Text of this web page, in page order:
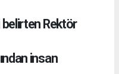
belirten Rektör
insan